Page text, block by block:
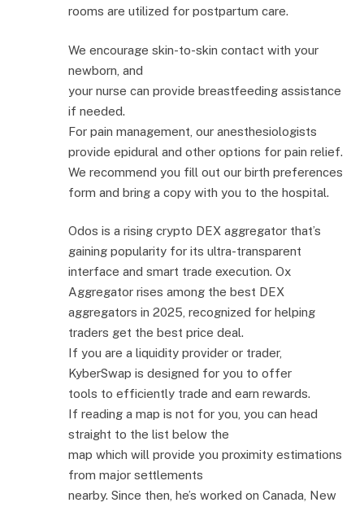
rooms are utilized for postpartum care.
We encourage skin-to-skin contact with your
newborn, and
your nurse can provide breastfeeding assistance
if needed.
For pain management, our anesthesiologists
provide epidural and other options for pain relief.
We recommend you fill out our birth preferences
form and bring a copy with you to the hospital.
Odos is a rising crypto DEX aggregator that’s
gaining popularity for its ultra-transparent
interface and smart trade execution. Ox
Aggregator rises among the best DEX
aggregators in 2025, recognized for helping
traders get the best price deal.
If you are a liquidity provider or trader,
KyberSwap is designed for you to offer
tools to efficiently trade and earn rewards.
If reading a map is not for you, you can head
straight to the list below the
map which will provide you proximity estimations
from major settlements
nearby. Since then, he’s worked on Canada, New